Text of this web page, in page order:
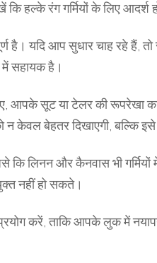
हल्के रंग गर्मियों के लिए आदर्श
है। यदि आप सुधार चाह रहे
सहायक है।
आपके सूट या टेलर की रूपरेखा
केवल बेहतर दिखाएगी, बल्कि
कि लिनन और कैनवास भी
नहीं हो सकते।
करें, ताकि आपके लुक में